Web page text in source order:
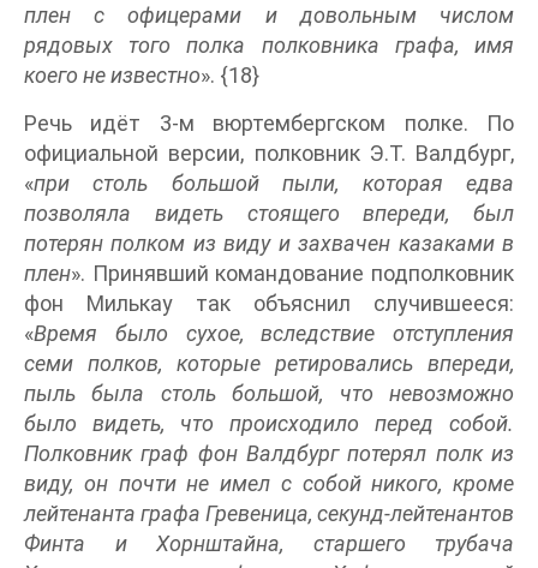
плен с офицерами и довольным числом
рядовых того полка полковника графа, имя
коего не известно». {18}
Речь идёт 3-м вюртембергском полке. По
официальной версии, полковник Э.Т. Валдбург,
«при столь большой пыли, которая едва
позволяла видеть стоящего впереди, был
потерян полком из виду и захвачен казаками в
плен». Принявший командование подполковник
фон Милькау так объяснил случившееся:
«Время было сухое, вследствие отступления
семи полков, которые ретировались впереди,
пыль была столь большой, что невозможно
было видеть, что происходило перед собой.
Полковник граф фон Валдбург потерял полк из
виду, он почти не имел с собой никого, кроме
лейтенанта графа Гревеница, секунд-лейтенантов
Финта и Хорнштайна, старшего трубача